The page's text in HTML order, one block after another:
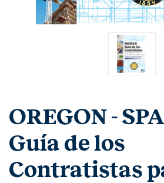
OREGON -
Guía de los
Contratistas